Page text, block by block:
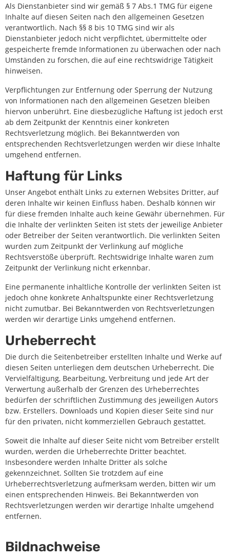
Als Dienstanbieter sind wir gemäß § 7 Abs.1 TMG für eigene
Inhalte auf diesen Seiten nach den allgemeinen Gesetzen
verantwortlich. Nach §§ 8 bis 10 TMG sind wir als
Dienstanbieter jedoch nicht verpflichtet, übermittelte oder
gespeicherte fremde Informationen zu überwachen oder nach
Umständen zu forschen, die auf eine rechtswidrige Tätigkeit
hinweisen.
Verpflichtungen zur Entfernung oder Sperrung der Nutzung
von Informationen nach den allgemeinen Gesetzen bleiben
hiervon unberührt. Eine diesbezügliche Haftung ist jedoch erst
ab dem Zeitpunkt der Kenntnis einer konkreten
Rechtsverletzung möglich. Bei Bekanntwerden von
entsprechenden Rechtsverletzungen werden wir diese Inhalte
umgehend entfernen.
Haftung für Links
Unser Angebot enthält Links zu externen Websites Dritter, auf
deren Inhalte wir keinen Einfluss haben. Deshalb können wir
für diese fremden Inhalte auch keine Gewähr übernehmen. Für
die Inhalte der verlinkten Seiten ist stets der jeweilige Anbieter
oder Betreiber der Seiten verantwortlich. Die verlinkten Seiten
wurden zum Zeitpunkt der Verlinkung auf mögliche
Rechtsverstöße überprüft. Rechtswidrige Inhalte waren zum
Zeitpunkt der Verlinkung nicht erkennbar.
Eine permanente inhaltliche Kontrolle der verlinkten Seiten ist
jedoch ohne konkrete Anhaltspunkte einer Rechtsverletzung
nicht zumutbar. Bei Bekanntwerden von Rechtsverletzungen
werden wir derartige Links umgehend entfernen.
Urheberrecht
Die durch die Seitenbetreiber erstellten Inhalte und Werke auf
diesen Seiten unterliegen dem deutschen Urheberrecht. Die
Vervielfältigung, Bearbeitung, Verbreitung und jede Art der
Verwertung außerhalb der Grenzen des Urheberrechtes
bedürfen der schriftlichen Zustimmung des jeweiligen Autors
bzw. Erstellers. Downloads und Kopien dieser Seite sind nur
für den privaten, nicht kommerziellen Gebrauch gestattet.
Soweit die Inhalte auf dieser Seite nicht vom Betreiber erstellt
wurden, werden die Urheberrechte Dritter beachtet.
Insbesondere werden Inhalte Dritter als solche
gekennzeichnet. Sollten Sie trotzdem auf eine
Urheberrechtsverletzung aufmerksam werden, bitten wir um
einen entsprechenden Hinweis. Bei Bekanntwerden von
Rechtsverletzungen werden wir derartige Inhalte umgehend
entfernen.
Bildnachweise